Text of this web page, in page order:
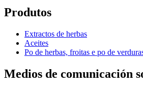
Produtos
Extractos de herbas
Aceites
Po de herbas, froitas e po de
Medios de comunicación